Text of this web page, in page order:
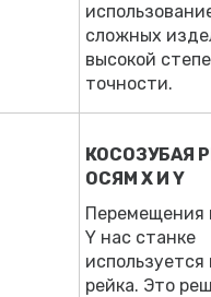
сложных
высокой
точности.
КОСОЗУБАЯ
ОСЯМ Х И Y
Перемещения
Y нас станке
используется
рейка. Это